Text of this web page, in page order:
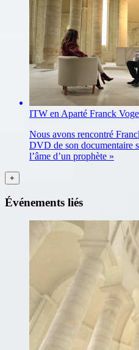
ITW en Aparté Franck
Nous avons rencontré
DVD de son documentaire
l’âme d’un prophète »
Événements liés